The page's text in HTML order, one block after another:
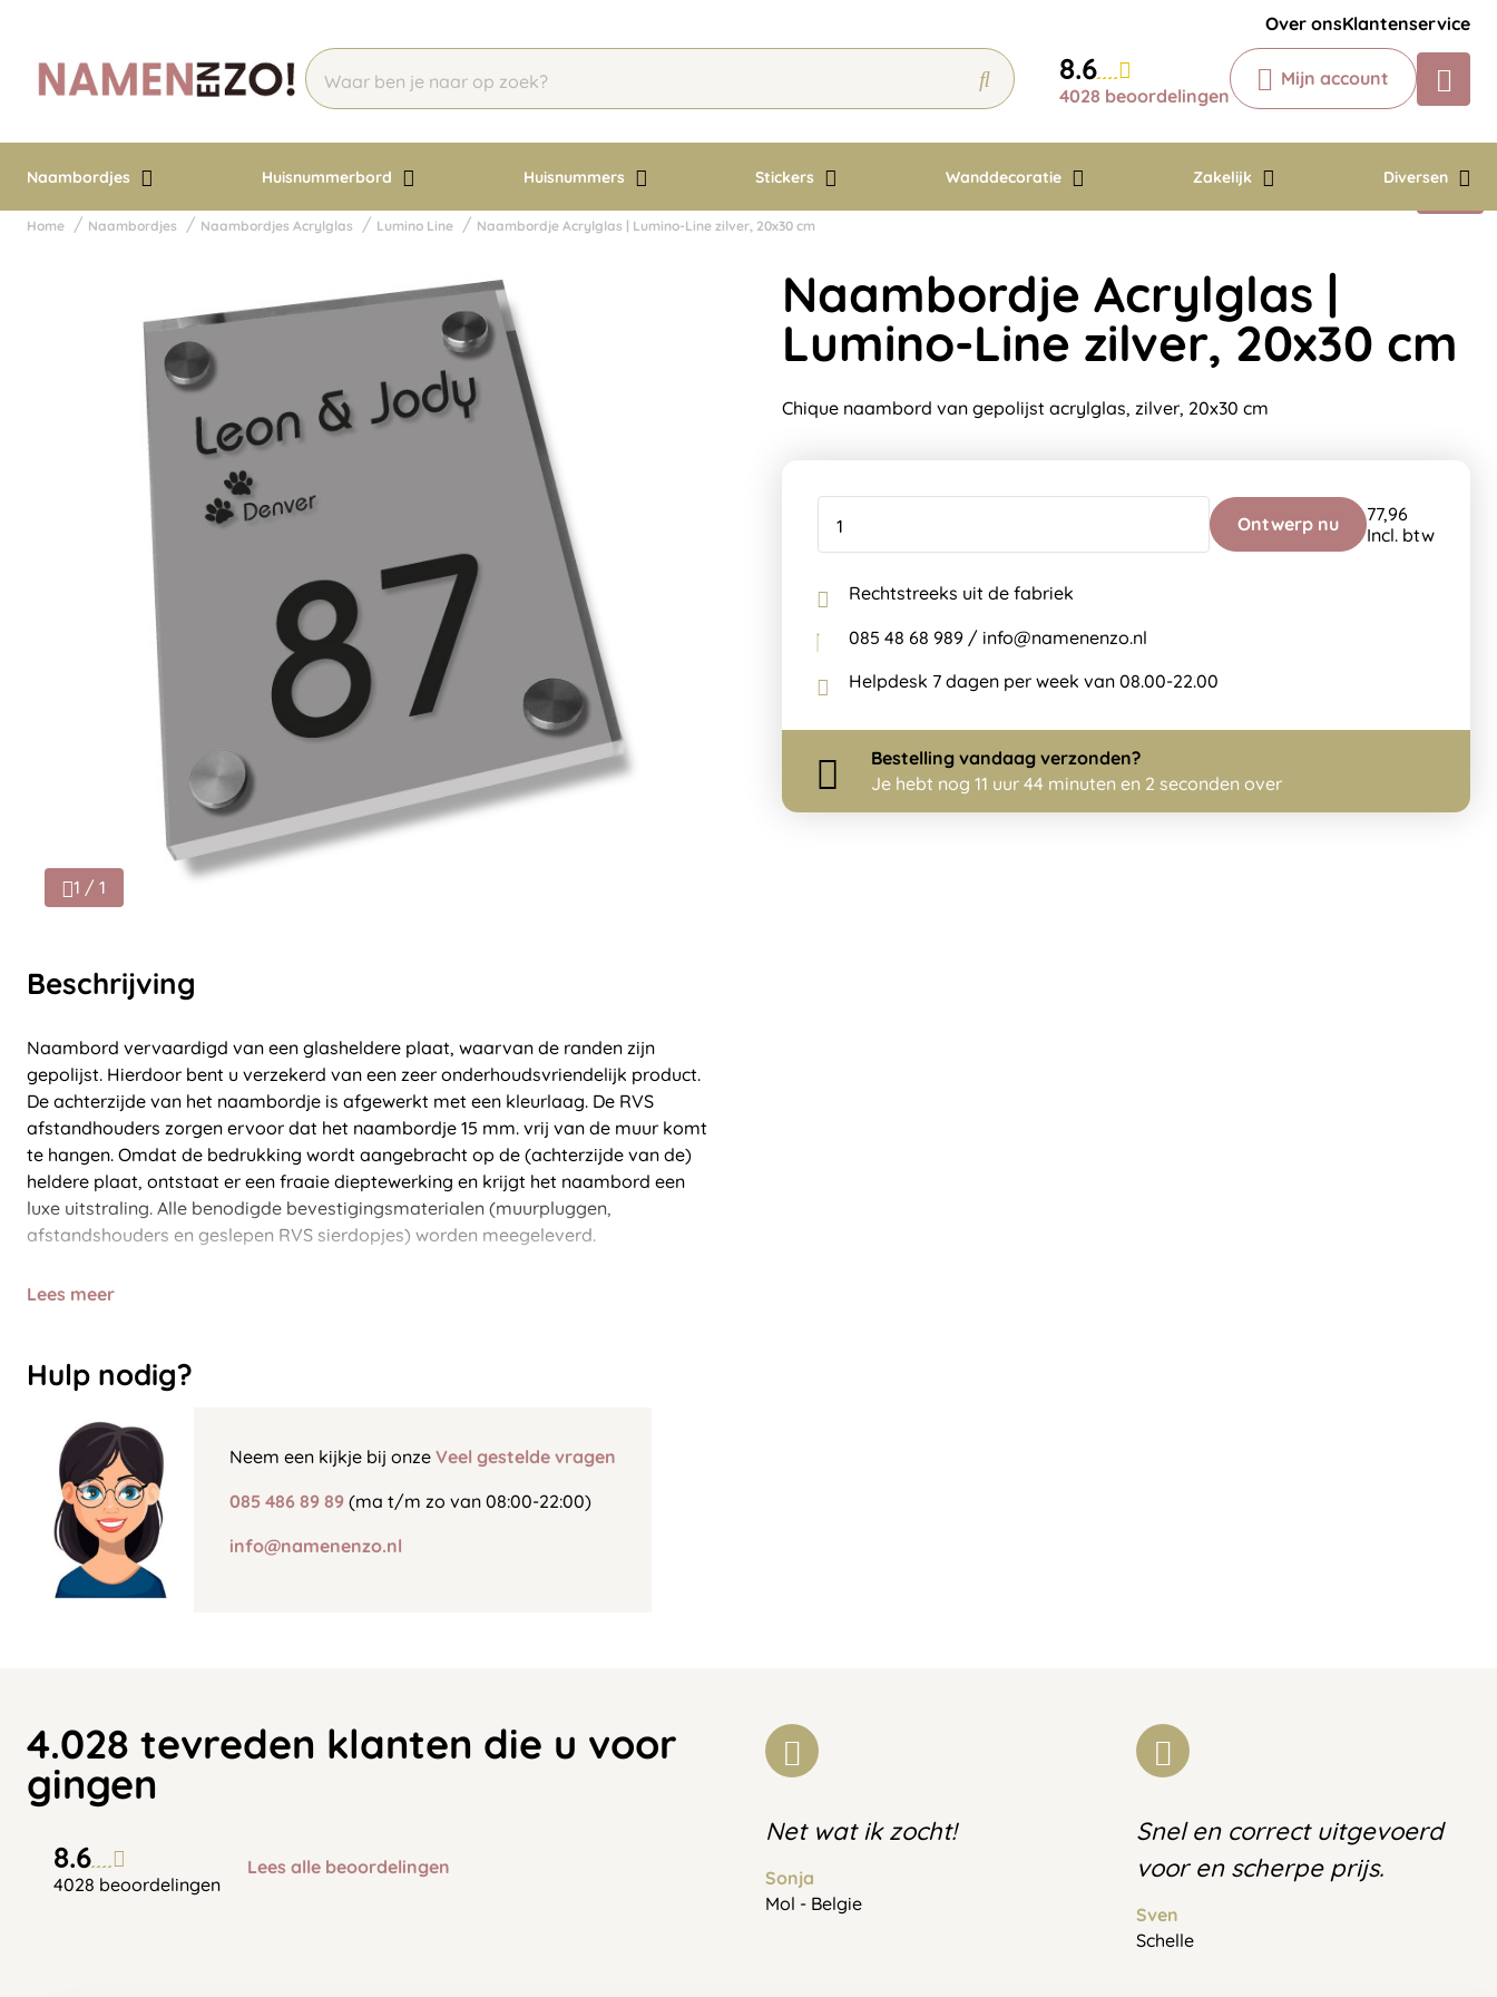
Over onsKlantenservice
8.6
4028 beoordelingen
Mijn account
Naambordjes Huisnummerbord Huisnummers Stickers Wanddecoratie Zakelijk Diversen
Chatbot
Chat 24/7 met onze chatbot voor
Contact
Home Naambordjes Naambordjes Acrylglas Lumino Line Naambordje Acrylglas | Lumino-Line zilver, 20x30 cm
1 / 1
Beschrijving
Naambord vervaardigd van een glasheldere plaat, waarvan de randen zijn
gepolijst. Hierdoor bent u verzekerd van een zeer onderhoudsvriendelijk product.
De achterzijde van het naambordje is afgewerkt met een kleurlaag. De RVS
afstandhouders zorgen ervoor dat het naambordje 15 mm. vrij van de muur komt
te hangen. Omdat de bedrukking wordt aangebracht op de (achterzijde van de)
heldere plaat, ontstaat er een fraaie dieptewerking en krijgt het naambord een
luxe uitstraling. Alle benodigde bevestigingsmaterialen (muurpluggen,
afstandshouders en geslepen RVS sierdopjes) worden meegeleverd.
Lees meer
Hulp nodig?
Neem een kijkje bij onze Veel gestelde vragen
085 486 89 89 (ma t/m zo van 08:00-22:00)
info@namenenzo.nl
Naambordje Acrylglas |
Lumino-Line zilver, 20x30 cm
Chique naambord van gepolijst acrylglas, zilver, 20x30 cm
Ontwerp nu
77,96
Incl. btw
Rechtstreeks uit de fabriek
085 48 68 989 / info@namenenzo.nl
Helpdesk 7 dagen per week van 08.00-22.00
Bestelling vandaag verzonden?
Je hebt nog 11 uur 44 minuten en 2 seconden over
4.028 tevreden klanten die u voor
gingen
8.6
4028 beoordelingen
Lees alle beoordelingen
Net wat ik zocht!
Sonja
Mol - Belgie
Snel en correct uitgevoerd
voor en scherpe prijs.
Sven
Schelle